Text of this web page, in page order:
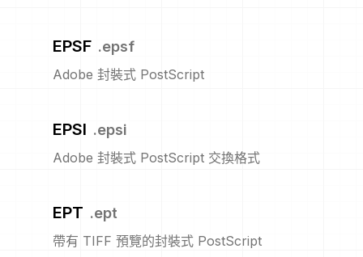
EPSF .epsf
Adobe 封裝式 PostScript
EPSI .epsi
Adobe 封裝式 PostScript 交換格式
EPT .ept
帶有 TIFF 預覽的封裝式 PostScript